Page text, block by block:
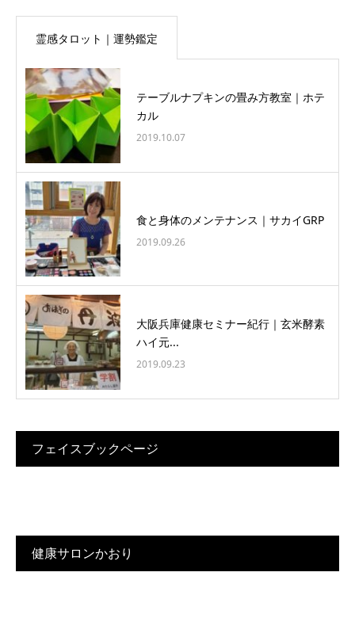
霊感タロット｜運勢鑑定
テーブルナプキンの畳み方教室｜ホテ
カル
2019.10.07
食と身体のメンテナンス｜サカイGRP
2019.09.26
大阪兵庫健康セミナー紀行｜玄米酵素
ハイ元...
2019.09.23
フェイスブックページ
健康サロンかおり